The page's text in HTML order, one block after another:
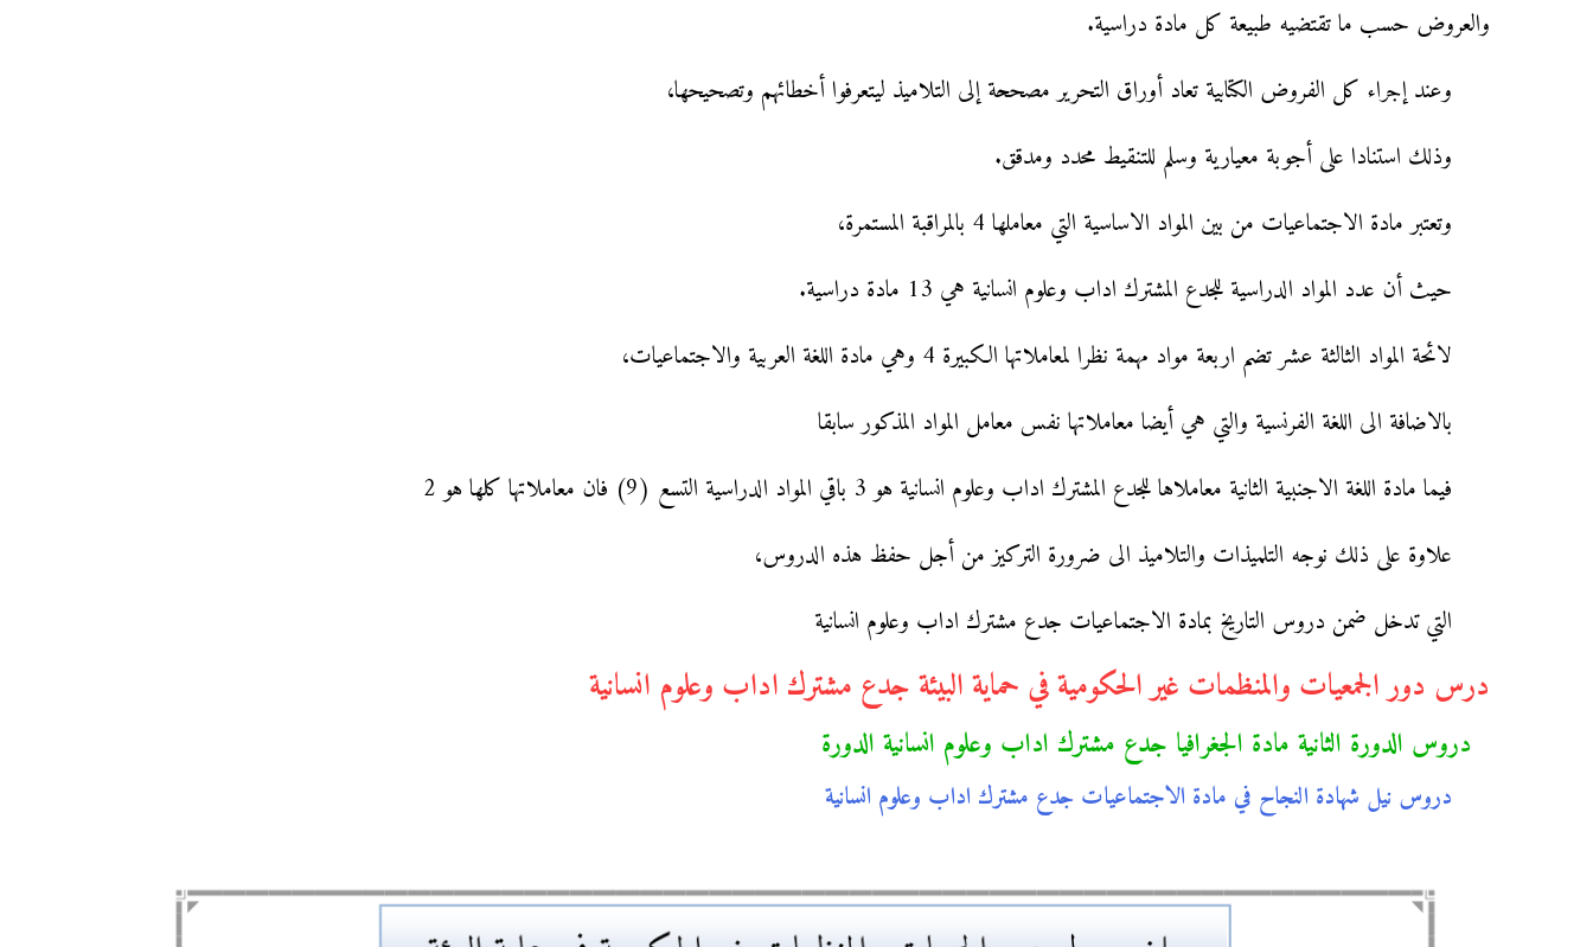
والعروض حسب ما تقتضيه طبيعة كل مادة دراسية.
وعند إجراء كل الفروض الكتابية تعاد أوراق التحرير مصححة إلى التلاميذ ليتعرفوا أخطائهم وتصحيحها،
وذلك استنادا على أجوبة معيارية وسلم للتنقيط محدد ومدقق.
وتعتبر مادة الاجتماعيات من بين المواد الاساسية التي معاملها 4 بالمراقبة المستمرة،
حيث أن عدد المواد الدراسية للجدع المشترك اداب وعلوم انسانية هي 13 مادة دراسية.
لائحة المواد الثالثة عشر تضم اربعة مواد مهمة نظرا لمعاملاتها الكبيرة 4 وهي مادة اللغة العربية والاجتماعيات،
بالاضافة الى اللغة الفرنسية والتي هي أيضا معاملاتها نفس معامل المواد المذكور سابقا
فيما مادة اللغة الاجنبية الثانية معاملاها للجدع المشترك اداب وعلوم انسانية هو 3 باقي المواد الدراسية التسع (9) فان معاملاتها كلها هو 2
علاوة على ذلك نوجه التلميذات والتلاميذ الى ضرورة التركيز من أجل حفظ هذه الدروس،
التي تدخل ضمن دروس التاريخ بمادة الاجتماعيات جدع مشترك اداب وعلوم انسانية
درس دور الجمعيات والمنظمات غير الحكومية في حماية البيئة جدع مشترك اداب وعلوم انسانية
دروس الدورة الثانية مادة الجغرافيا جدع مشترك اداب وعلوم انسانية الدورة
دروس نيل شهادة النجاح في مادة الاجتماعيات جدع مشترك اداب وعلوم انسانية